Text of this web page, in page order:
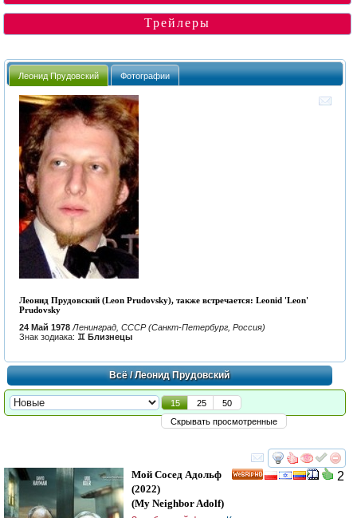
Трейлеры
Леонид Прудовский Фотографии
Леонид Прудовский (Leon Prudovsky), также встречается: Leonid 'Leon'
Prudovsky
24 Май 1978 Ленинград, СССР (Санкт-Петербург, Россия)
Знак зодиака: ♊ Близнецы
Всё/ Леонид Прудовский
15 25
50
Скрывать просмотренные
смотреть
2
Мой Сосед Адольф
(2022)
(My Neighbor Adolf)